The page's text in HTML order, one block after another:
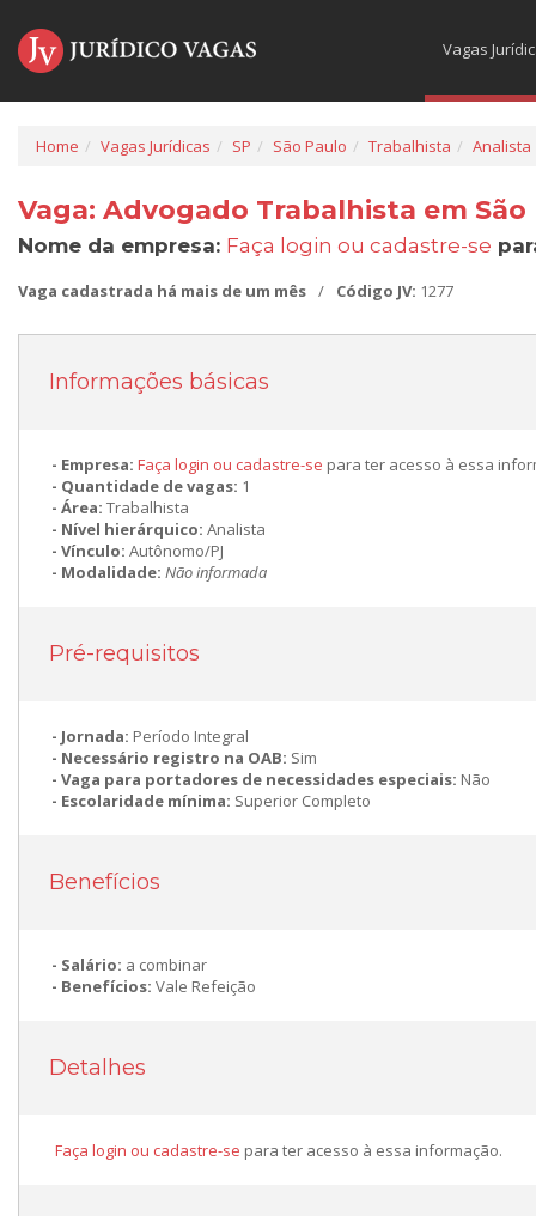
Vagas
Home Vagas Jurídicas SP São Paulo Trabalhista Analista
Vaga: Advogado Trabalhista em São
Nome da empresa: Faça login ou cadastre-se
Vaga cadastrada há mais de um mês / Código JV: 1277
Informações básicas
Empresa: Faça login ou cadastre-se para ter acesso à essa
Quantidade de vagas: 1
Área: Trabalhista
Nível hierárquico: Analista
Vínculo: Autônomo/PJ
Modalidade: Não informada
Pré-requisitos
Jornada: Período Integral
Necessário registro na OAB: Sim
Vaga para portadores de necessidades especiais: Não
Escolaridade mínima: Superior Completo
Benefícios
Salário: a combinar
Benefícios: Vale Refeição
Detalhes
Faça login ou cadastre-se para ter acesso à essa informação.